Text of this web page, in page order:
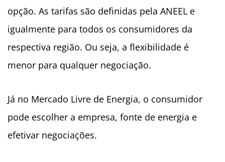
opção. As tarifas são definidas pela ANEEL e
igualmente para todos os consumidores da
respectiva região. Ou seja, a flexibilidade é
menor para qualquer negociação.
Já no Mercado Livre de Energia, o consumidor
pode escolher a empresa, fonte de energia e
efetivar negociações.